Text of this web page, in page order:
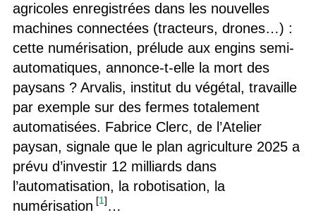
agricoles enregistrées dans les nouvelles
machines connectées (tracteurs, drones…) :
cette numérisation, prélude aux engins semi-
automatiques, annonce-t-elle la mort des
paysans ? Arvalis, institut du végétal, travaille
par exemple sur des fermes totalement
automatisées. Fabrice Clerc, de l’Atelier
paysan, signale que le plan agriculture 2025 a
prévu d’investir 12 milliards dans
l’automatisation, la robotisation, la
numérisation [1]…